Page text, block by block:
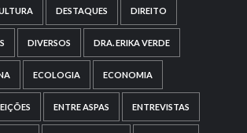
DESTAQUES DIREITO
DIVERSOS DRA. ERIKA VERDE
ECOLOGIA ECONOMIA
ENTRE ASPAS ENTREVISTAS